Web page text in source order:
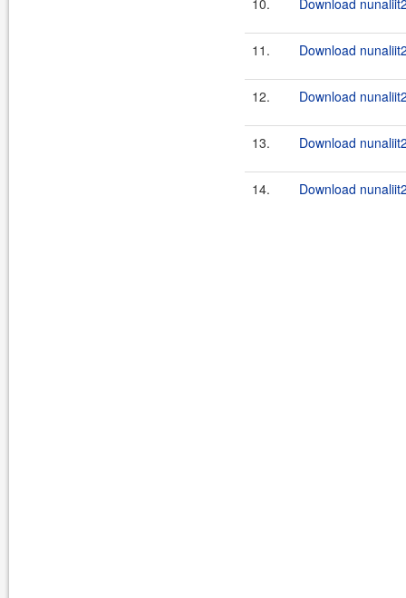
10. Download
11. Download
12. Download
13. Download
14. Download